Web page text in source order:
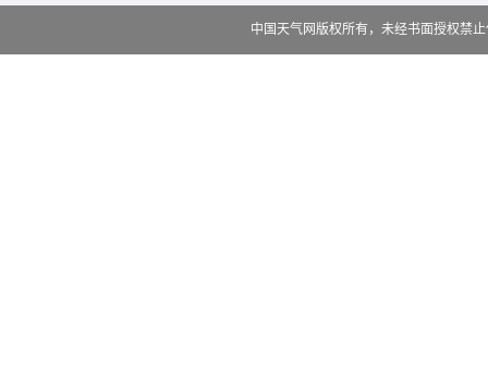
中国天气网版权所有，未经书面授权